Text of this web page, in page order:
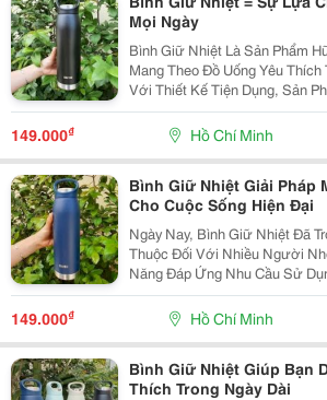
Mọi Ngày
Bình Giữ Nhiệt Là Sản Phẩm
Mang Theo Đồ Uống Yêu Thích
Với Thiết Kế Tiện Dụng, Sản
Nhu Cầu Khác Nhau Như Đi
149.000₫ Hồ Chí Minh
Bình Giữ Nhiệt Giải Pháp
Cho Cuộc Sống Hiện Đại
Ngày Nay, Bình Giữ Nhiệt Đã
Thuộc Đối Với Nhiều Người
Năng Đáp Ứng Nhu Cầu Sử
Giúp Bạn Dễ Dàng Mang Theo
Hoặc Trà Khi Đi Học, Đi Làm
Động...
149.000₫ Hồ Chí Minh
Bình Giữ Nhiệt Giúp Bạn
Thích Trong Ngày Dài